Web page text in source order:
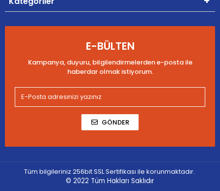
E-BÜLTEN
Kampanya, duyuru, bilgilendirmelerden e-posta ile
haberdar olmak istiyorum.
GÖNDER
Tüm bilgileriniz 256bit SSL Sertifikası ile korunmaktadır.
© 2022 Tüm Hakları Saklıdır